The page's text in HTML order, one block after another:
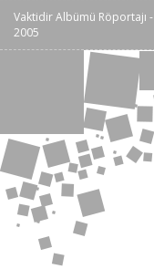
Vaktidir Albümü Röportajı -
2005